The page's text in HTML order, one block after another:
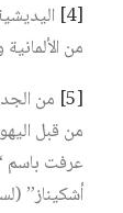
[4]
من
[5]
من
من قبل
عرفت باسم
أشكيناز”